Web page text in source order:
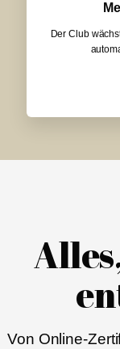
Der Club
Von Online-